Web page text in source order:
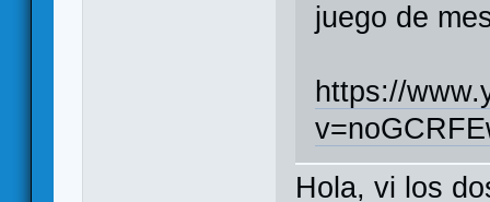
juego de
https://
Hola, vi los